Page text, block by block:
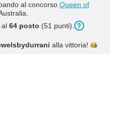
al concorso Queen of
al 64 posto (51 punti).
alla vittoria!